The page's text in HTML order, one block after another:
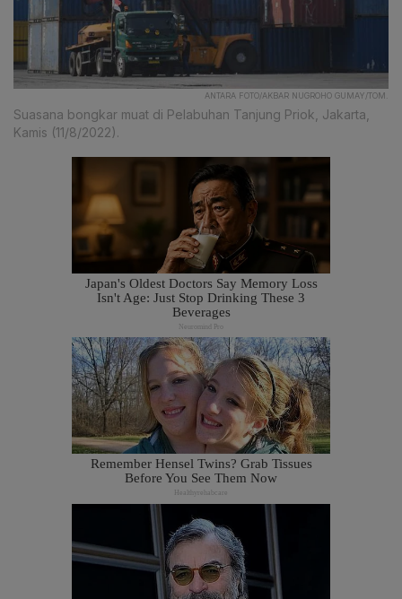
ANTARA FOTO/AKBAR NUGROHO GUMAY/TOM.
Suasana bongkar muat di Pelabuhan Tanjung Priok, Jakarta,
Kamis (11/8/2022).